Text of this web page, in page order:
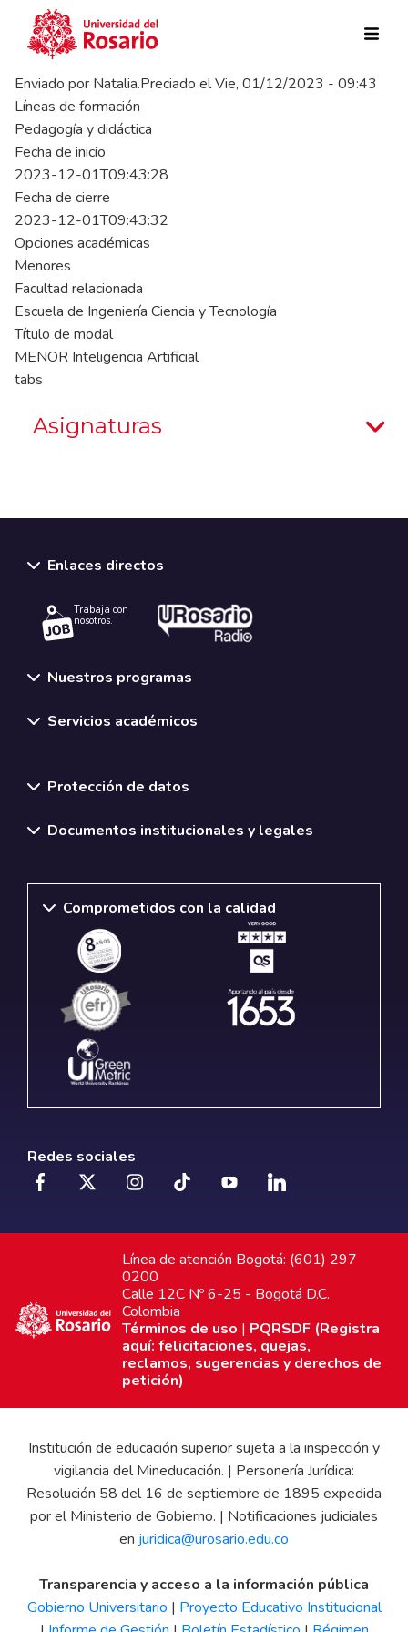
Pasar al contenido principal
Enviado por Natalia.Preciado elVie, 01/12/2023 - 09:43
Líneas de formación
Pedagogía y didáctica
Fecha de inicio
2023-12-01T09:43:28
Fecha de cierre
2023-12-01T09:43:32
Opciones académicas
Menores
Facultad relacionada
Escuela de Ingeniería Ciencia y Tecnología
Título de modal
MENOR Inteligencia Artificial
tabs
Asignaturas
Enlaces directos
Trabaja con
nosotros.
Nuestros programas
Servicios académicos
Protección de datos
Documentos institucionales y legales
Comprometidos con la calidad
Redes sociales
Línea de atención Bogotá: (601) 297
0200
Calle 12C Nº 6-25 - Bogotá D.C.
Colombia
Términos de uso | PQRSDF (Registra
aquí: felicitaciones, quejas,
reclamos, sugerencias y derechos de
petición)
Institución de educación superior sujeta a la inspección y
vigilancia del Mineducación. | Personería Jurídica:
Resolución 58 del 16 de septiembre de 1895 expedida
por el Ministerio de Gobierno. | Notificaciones judiciales
en juridica@urosario.edu.co
Transparencia y acceso a la información pública
Gobierno Universitario | Proyecto Educativo Institucional